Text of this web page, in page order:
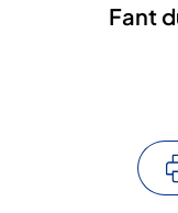
Fant